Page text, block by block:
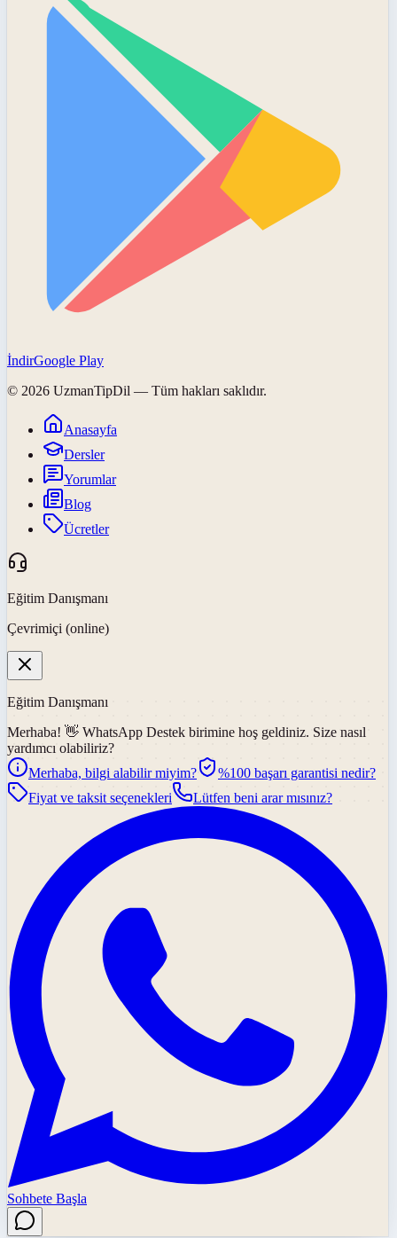
İndirGoogle Play
© 2026 UzmanTipDil — Tüm hakları saklıdır.
Anasayfa
Dersler
Yorumlar
Blog
Ücretler
Eğitim Danışmanı
Çevrimiçi (online)
Eğitim Danışmanı
Merhaba! 👋 WhatsApp Destek birimine hoş geldiniz. Size nasıl
yardımcı olabiliriz?
Merhaba, bilgi alabilir miyim?
%100 başarı garantisi nedir?
Fiyat ve taksit seçenekleri
Lütfen beni arar mısınız?
Sohbete Başla